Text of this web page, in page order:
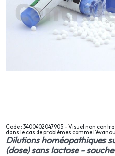
Code : 3400402047905 - Visuel non
dans le cas de problèmes comme
Dilutions homéopathiques
(dose) sans lactose -